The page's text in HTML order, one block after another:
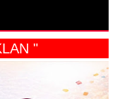
" IKLAN "